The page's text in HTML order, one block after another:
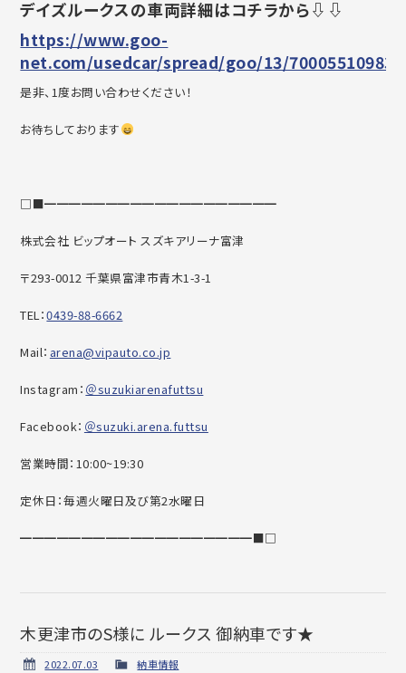
デイズルークスの車両詳細はコチラから⇩⇩
https://www.goo-
net.com/usedcar/spread/goo/13/
是非、1度お問い合わせください！
お待ちしております
□■━━━━━━━━━━━━━━━━━━━
株式会社 ビップオート スズキアリーナ富津
〒293-0012 千葉県富津市青木1-3-1
TEL：0439-88-6662
Mail： arena@vipauto.co.jp
Instagram： ＠suzukiarenafuttsu
Facebook： ＠suzuki.arena.futtsu
営業時間：10:00~19:30
定休日：毎週火曜日及び第2水曜日
━━━━━━━━━━━━━━━━━━━■□
木更津市のS様に ルークス 御納車です★
2022.07.03
納車情報